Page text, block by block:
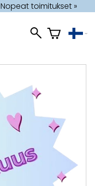
Nopeat toimitukset »